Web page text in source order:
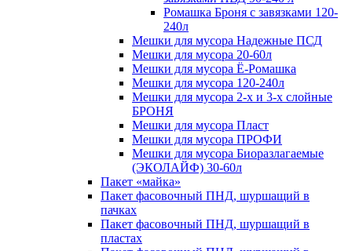
Ромашка Броня с завязками 120-
240л
Мешки для мусора Надежные ПСД
Мешки для мусора 20-60л
Мешки для мусора Ё-Ромашка
Мешки для мусора 120-240л
Мешки для мусора 2-х и 3-х слойные
БРОНЯ
Мешки для мусора Пласт
Мешки для мусора ПРОФИ
Мешки для мусора Биоразлагаемые
(ЭКОЛАЙФ) 30-60л
Пакет «майка»
Пакет фасовочный ПНД, шуршащий в
пачках
Пакет фасовочный ПНД, шуршащий в
пластах